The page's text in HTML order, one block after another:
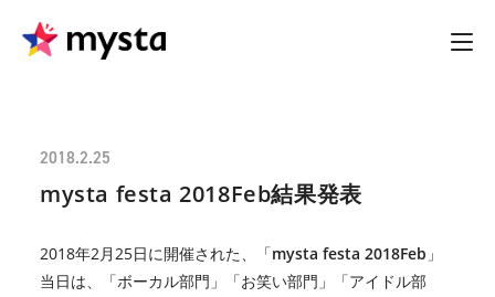
2018.2.25
mysta festa 2018Feb結果発表
2018年2月25日に開催された、「mysta festa 2018Feb 」
当日は、「ボーカル部門」「お笑い部門」「アイドル部